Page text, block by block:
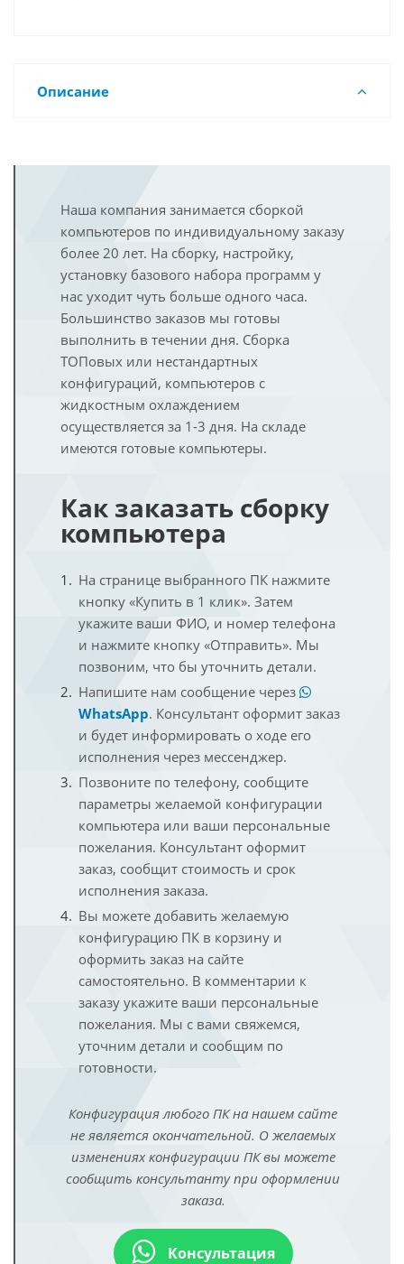
Описание
Наша компания занимается сборкой
компьютеров по индивидуальному заказу
более 20 лет. На сборку, настройку,
установку базового набора программ у
нас уходит чуть больше одного часа.
Большинство заказов мы готовы
выполнить в течении дня. Сборка
ТОПовых или нестандартных
конфигураций, компьютеров с
жидкостным охлаждением
осуществляется за 1-3 дня. На складе
имеются готовые компьютеры.
Как заказать сборку
компьютера
На странице выбранного ПК нажмите
кнопку «Купить в 1 клик». Затем
укажите ваши ФИО, и номер телефона
и нажмите кнопку «Отправить». Мы
позвоним, что бы уточнить детали.
Напишите нам сообщение через
WhatsApp. Консультант оформит заказ
и будет информировать о ходе его
исполнения через мессенджер.
Позвоните по телефону, сообщите
параметры желаемой конфигурации
компьютера или ваши персональные
пожелания. Консультант оформит
заказ, сообщит стоимость и срок
исполнения заказа.
Вы можете добавить желаемую
конфигурацию ПК в корзину и
оформить заказ на сайте
самостоятельно. В комментарии к
заказу укажите ваши персональные
пожелания. Мы с вами свяжемся,
уточним детали и сообщим по
готовности.
Конфигурация любого ПК на нашем сайте
не является окончательной. О желаемых
изменениях конфигурации ПК вы можете
сообщить консультанту при оформлении
заказа.
Консультация